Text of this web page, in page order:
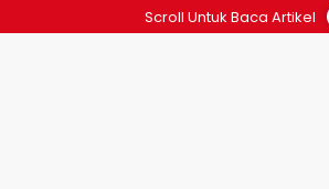
Scroll Untuk Baca Artikel